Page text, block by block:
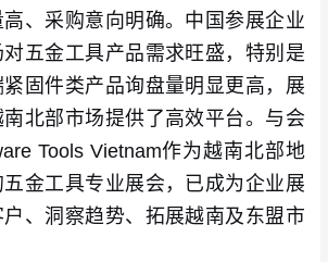
、采购意向明确。中国参展企业
五金工具产品需求旺盛，特别是
固件类产品询盘量明显更高，展
北部市场提供了高效平台。与会
Tools Vietnam作为越南北部地
金工具专业展会，已成为企业展
、洞察趋势、拓展越南及东盟市